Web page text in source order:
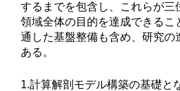
するまでを包含し、これらが三
領域全体の目的を達成できるこ
通した基盤整備も含め、研究の
ある。
1.計算解剖モデル構築の基礎と